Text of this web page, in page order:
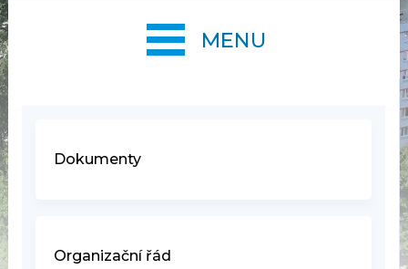
Dokumenty
Organizační řád
MENU